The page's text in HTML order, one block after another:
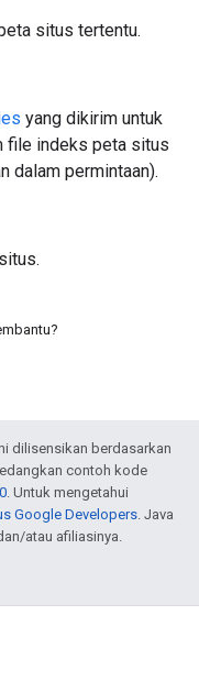
situs tertentu.
yang dikirim untuk
file indeks peta situs
dalam permintaan).
dilisensikan berdasarkan
contoh kode
. Untuk mengetahui
Google Developers. Java
atau afiliasinya.